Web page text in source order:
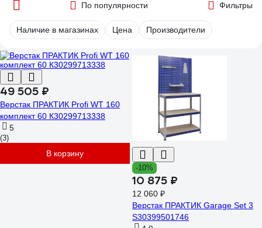
По популярности Фильтры
Наличие в магазинах Цена Производители
49 505 ₽
Верстак ПРАКТИК Profi WT 160
комплект 60 К30299713338
5
(3)
В корзину
-10%
10 875 ₽
12 060 ₽
Верстак ПРАКТИК Garage Set 3
S30399501746